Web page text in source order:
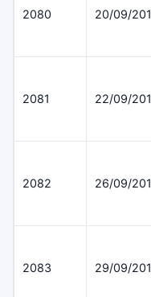
2080 20/09/
2081 22/09/
2082 26/09/
2083 29/09/